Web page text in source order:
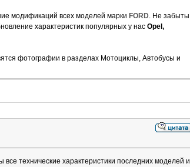
модификаций всех моделей марки FORD. Не забыты
характеристик популярных у нас Opel,
фотографии в разделах Мотоциклы, Автобусы и
технические характеристики последних моделей и